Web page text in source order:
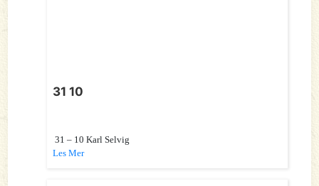
31 10
31 – 10 Karl Selvig
Les Mer